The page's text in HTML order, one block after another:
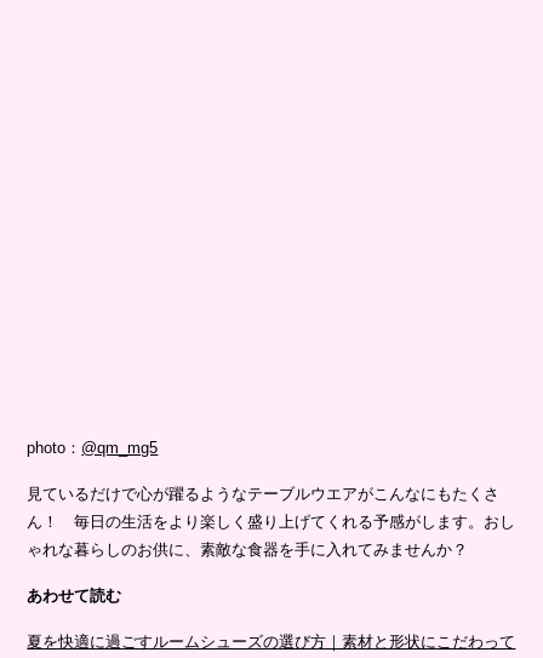
photo： @qm_mg5
見ているだけで心が躍るようなテーブルウエアがこんなにもたくさ
ん！ 毎日の生活をより楽しく盛り上げてくれる予感がします。おし
ゃれな暮らしのお供に、素敵な食器を手に入れてみませんか？
あわせて読む
夏を快適に過ごすルームシューズの選び方｜素材と形状にこだわって